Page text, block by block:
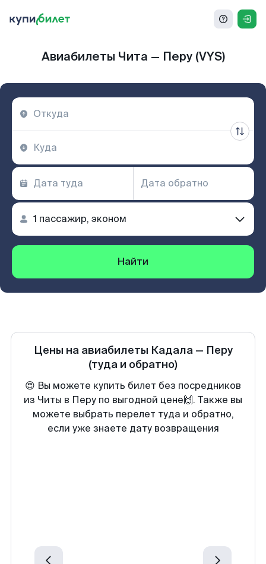
Авиабилеты Чита — Перу (VYS)
Найти
Цены на авиабилеты Кадала— Перу
(туда и обратно)
😍 Вы можете купить билет без посредников
из Читы в Перу по выгодной цене🙌. Также вы
можете выбрать перелет туда и обратно,
если уже знаете дату возвращения